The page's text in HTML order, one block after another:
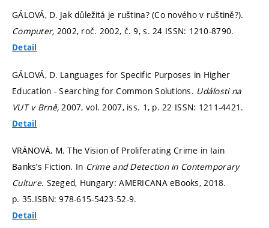
GÁLOVÁ, D. Jak důležitá je ruština? (Co nového v ruštině?).
Computer, 2002, roč. 2002, č. 9,s. 24 ISSN: 1210-8790.
Detail
GÁLOVÁ, D. Languages for Specific Purposes in Higher
Education - Searching for Common Solutions. Události na
VUT v Brně, 2007, vol. 2007, iss. 1, p. 22 ISSN: 1211-4421.
Detail
VRÁNOVÁ, M. The Vision of Proliferating Crime in Iain
Banks’s Fiction. In Crime and Detection in Contemporary
Culture. Szeged, Hungary: AMERICANA eBooks, 2018.
p. 35.ISBN: 978-615-5423-52-9.
Detail